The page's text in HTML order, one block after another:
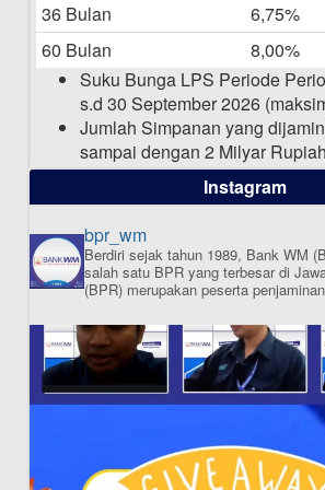
Pengumuman Nama
36 Bulan
6,75%
60 Bulan
8,00%
Suku Bunga LPS Periode
s.d 30 September 2026
Jumlah Simpanan yang
sampai dengan 2 Milyar
dalam satu bank
ISI APLIKASI SEKARANG
Instagram
bpr_wm
Berdiri sejak tahun 1989, Bank WM
salah satu BPR yang terbesar di
(BPR) merupakan peserta